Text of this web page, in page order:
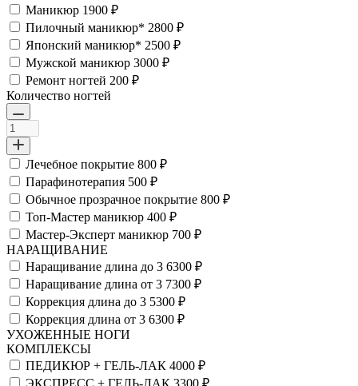
Маникюр 1900 ₽
Пилочный маникюр* 2800 ₽
Японский маникюр* 2500 ₽
Мужской маникюр 3000 ₽
Ремонт ногтей 200 ₽
Количество ногтей
Лечебное покрытие 800 ₽
Парафинотерапия 500 ₽
Обычное прозрачное покрытие 800 ₽
Топ-Мастер маникюр 400 ₽
Мастер-Эксперт маникюр 700 ₽
НАРАЩИВАНИЕ
Наращивание длина до 3 6300 ₽
Наращивание длина от 3 7300 ₽
Коррекция длина до 3 5300 ₽
Коррекция длина от 3 6300 ₽
УХОЖЕННЫЕ НОГИ
КОМПЛЕКСЫ
ПЕДИКЮР + ГЕЛЬ-ЛАК 4000 ₽
ЭКСПРЕСС + ГЕЛЬ-ЛАК 3300 ₽